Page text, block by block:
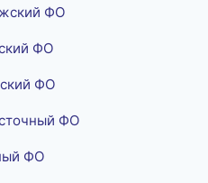
ФО
ФО
ФО
ФО
ФО